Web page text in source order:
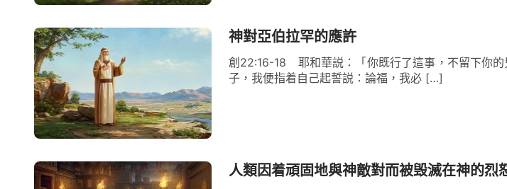
神對亞伯拉罕的應許
創22:16-18 耶和華説：「你既行了這事，不留下你的
子，我便指着自己起誓説：論福，我必 […]
人類因着頑固地與神敵對而被毁滅在神的烈